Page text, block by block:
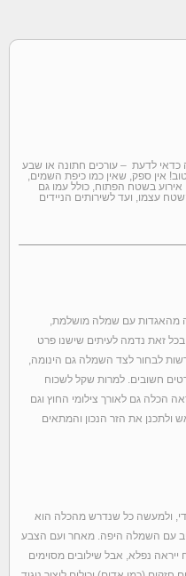
כדאי לדעת – עורכים חתונה או שבע
אין ספק, שאין כמו כיפת השמים,
אירוע בשטח הפתוח, כולל עמו גם
עצמו, ועד לשירותים הניידים
מהאגדות עם שמלה מושלמת,
זאת נדמה לעיתים שישנו פרט
לבחור לצד השמלה גם הינומה,
חשובים. למרות שקל לשכוח
הכלה גם לאורך צילומי החוץ וגם
ולתכנן את הזר הנכון והמתאים
ולמעשה כל שנדרש מהכלה הוא
עם השמלה היפה. מאחר ועם הצבע
נפלא, אבל שילובים מסוימים